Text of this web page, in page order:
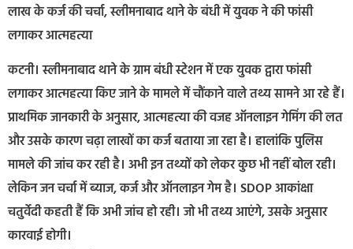
लाख के कर्ज की चर्चा, स्लीमनाबाद थाने के बंधी में युवक ने की फांसी
लगाकर आत्महत्या
कटनी। स्लीमनाबाद थाने के ग्राम बंधी स्टेशन में एक युवक द्वारा फांसी
लगाकर आत्महत्या किए जाने के मामले में चौंकाने वाले तथ्य सामने आ रहे हैं।
प्राथमिक जानकारी के अनुसार, आत्महत्या की वजह ऑनलाइन गेमिंग की लत
और उसके कारण चढ़ा लाखों का कर्ज बताया जा रहा है। हालांकि पुलिस
मामले की जांच कर रही है। अभी इन तथ्यों को लेकर कुछ भी नहीं बोल रही।
लेकिन जन चर्चा में ब्याज, कर्ज और ऑनलाइन गेम है। SDOP आकांक्षा
चतुर्वेदी कहती हैं कि अभी जांच हो रही। जो भी तथ्य आएंगे, उसके अनुसार
कारवाई होगी।